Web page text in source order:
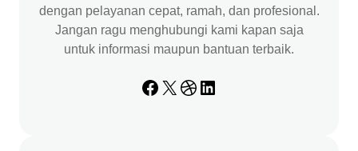
dengan pelayanan cepat, ramah, dan profesional.
Jangan ragu menghubungi kami kapan saja
untuk informasi maupun bantuan terbaik.
Facebook X Dribbble LinkedIn